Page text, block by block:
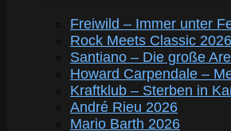
Freiwild – Immer unter
Rock Meets Classic 2026
Santiano – Die große
Howard Carpendale –
Kraftklub – Sterben in
André Rieu 2026
Mario Barth 2026